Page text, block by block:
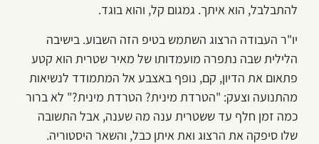
להתבלבל, הוא איתך. גמגום קל, והוא בוגד.
יו"ר העבודה הרצוג השתמש בטיפ הזה השבוע. בישיבה
הלילית שבה נתפרה מועמדותו של מאיר שטרית הוא קטע
פתאום את הדיון, קם, נופף באצבע אל המתמודד לנשיאות
מהתנועה וצעק: "הטרדת מינית? הטרדת מינית?" לא ברור
כמה זמן חלף עד ששטרית ענה מה שענה, אבל התשובה
שלו סיפקה את הרצוג ואת איתן כבל, והשאר היסטוריה.